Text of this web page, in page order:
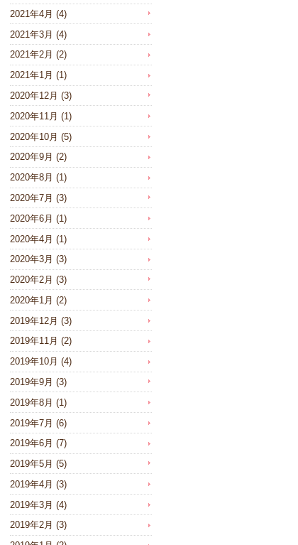
2021年4月 (4)
2021年3月 (4)
2021年2月 (2)
2021年1月 (1)
2020年12月 (3)
2020年11月 (1)
2020年10月 (5)
2020年9月 (2)
2020年8月 (1)
2020年7月 (3)
2020年6月 (1)
2020年4月 (1)
2020年3月 (3)
2020年2月 (3)
2020年1月 (2)
2019年12月 (3)
2019年11月 (2)
2019年10月 (4)
2019年9月 (3)
2019年8月 (1)
2019年7月 (6)
2019年6月 (7)
2019年5月 (5)
2019年4月 (3)
2019年3月 (4)
2019年2月 (3)